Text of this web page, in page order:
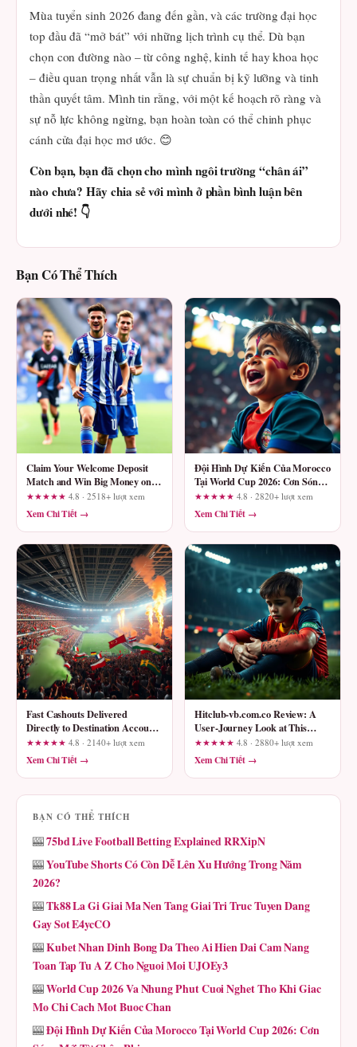
Mùa tuyển sinh 2026 đang đến gần, và các trường đại học
top đầu đã “mở bát” với những lịch trình cụ thể. Dù bạn
chọn con đường nào – từ công nghệ, kinh tế hay khoa học
– điều quan trọng nhất vẫn là sự chuẩn bị kỹ lưỡng và tinh
thần quyết tâm. Mình tin rằng, với một kế hoạch rõ ràng và
sự nỗ lực không ngừng, bạn hoàn toàn có thể chinh phục
cánh cửa đại học mơ ước. 😊
Còn bạn, bạn đã chọn cho mình ngôi trường “chân ái”
nào chưa? Hãy chia sẻ với mình ở phần bình luận bên
dưới nhé! 👇
Bạn Có Thể Thích
Claim Your Welcome Deposit
Match and Win Big Money on
go88
★★★★★ 4.8 · 2518+ lượt xem
Xem Chi Tiết →
Đội Hình Dự Kiến Của Morocco
Tại World Cup 2026: Cơn Sóng
Mới Từ Châu Phi
★★★★★ 4.8 · 2820+ lượt xem
Xem Chi Tiết →
Fast Cashouts Delivered
Directly to Destination Accounts
via 789club: A User Journey
Review
★★★★★ 4.8 · 2140+ lượt xem
Xem Chi Tiết →
Hitclub-vb.com.co Review: A
User-Journey Look at This
Gaming Platform
★★★★★ 4.8 · 2880+ lượt xem
Xem Chi Tiết →
BẠN CÓ THỂ THÍCH
🎰75bd Live Football Betting Explained RRXipN
🎰YouTube Shorts Có Còn Dễ Lên Xu Hướng Trong Năm
2026?
🎰Tk88 La Gi Giai Ma Nen Tang Giai Tri Truc Tuyen Dang
Gay Sot E4ycCO
🎰Kubet Nhan Dinh Bong Da Theo Ai Hien Dai Cam Nang
Toan Tap Tu A Z Cho Nguoi Moi UJOEy3
🎰World Cup 2026 Va Nhung Phut Cuoi Nghet Tho Khi Giac
Mo Chi Cach Mot Buoc Chan
🎰Đội Hình Dự Kiến Của Morocco Tại World Cup 2026: Cơn